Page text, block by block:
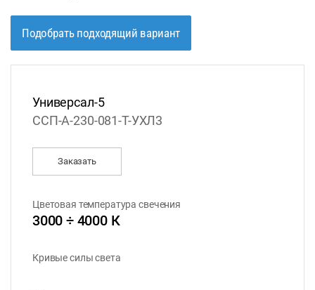
Подобрать подходящий вариант
Универсал-5
ССП-А-230-081-Т-УХЛ3
Заказать
Цветовая температура свечения
3000 ÷ 4000 К
Кривые силы света